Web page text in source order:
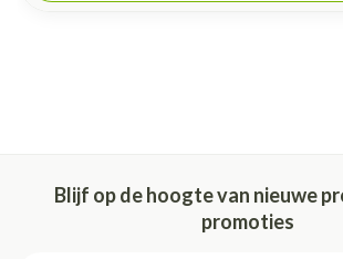
Blijf op de hoogte van nieuwe
promoties